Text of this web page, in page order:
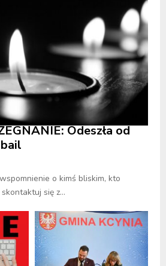
Odeszła od
o kimś bliskim, kto
się z...